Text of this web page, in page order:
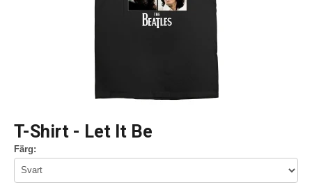
T-Shirt - Let It Be
Färg: